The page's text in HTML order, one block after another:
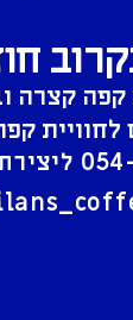
קצרה
לחוויית